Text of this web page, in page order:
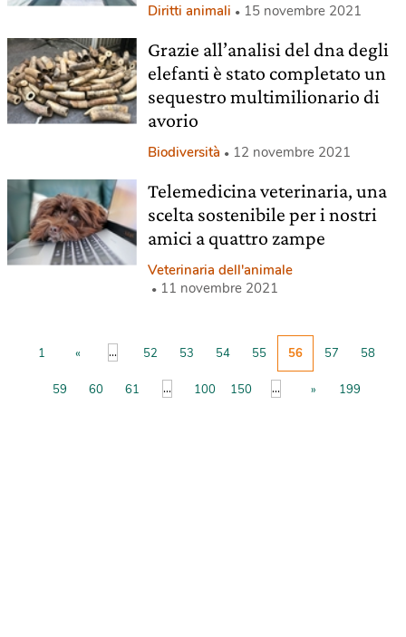
Diritti animali 15 novembre 2021
Grazie all’analisi del dna degli
elefanti è stato completato un
sequestro multimilionario di
avorio
Biodiversità 12 novembre 2021
Telemedicina veterinaria, una
scelta sostenibile per i nostri
amici a quattro zampe
Veterinaria dell'animale
11 novembre 2021
1 « ... 52 53 54 55 56 57 58
59 60 61 ... 100 150 ... » 199